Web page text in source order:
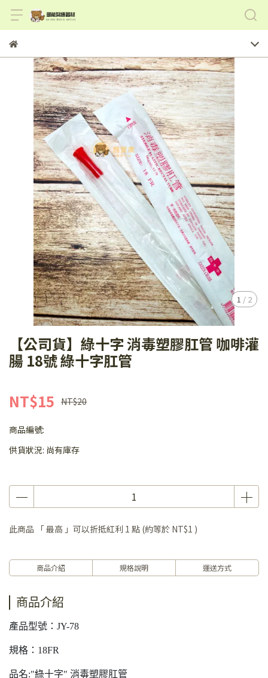
1 / 2
【公司貨】綠十字 消毒塑膠肛管 咖啡灌
腸 18號 綠十字肛管
NT$15 NT$20
商品編號:
供貨狀況: 尚有庫存
此商品 「 最高 」可以折抵紅利 1 點 (約等於 NT$1 )
商品介紹 規格說明 運送方式
商品介紹
產品型號：JY-78
規格：18FR
品名:"綠十字" 消毒塑膠肛管